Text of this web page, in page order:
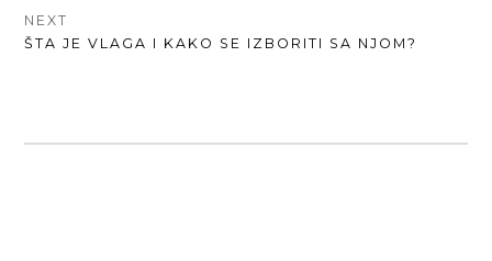
NEXT
NEXT
ŠTA JE VLAGA I KAKO SE IZBORITI SA NJOM?